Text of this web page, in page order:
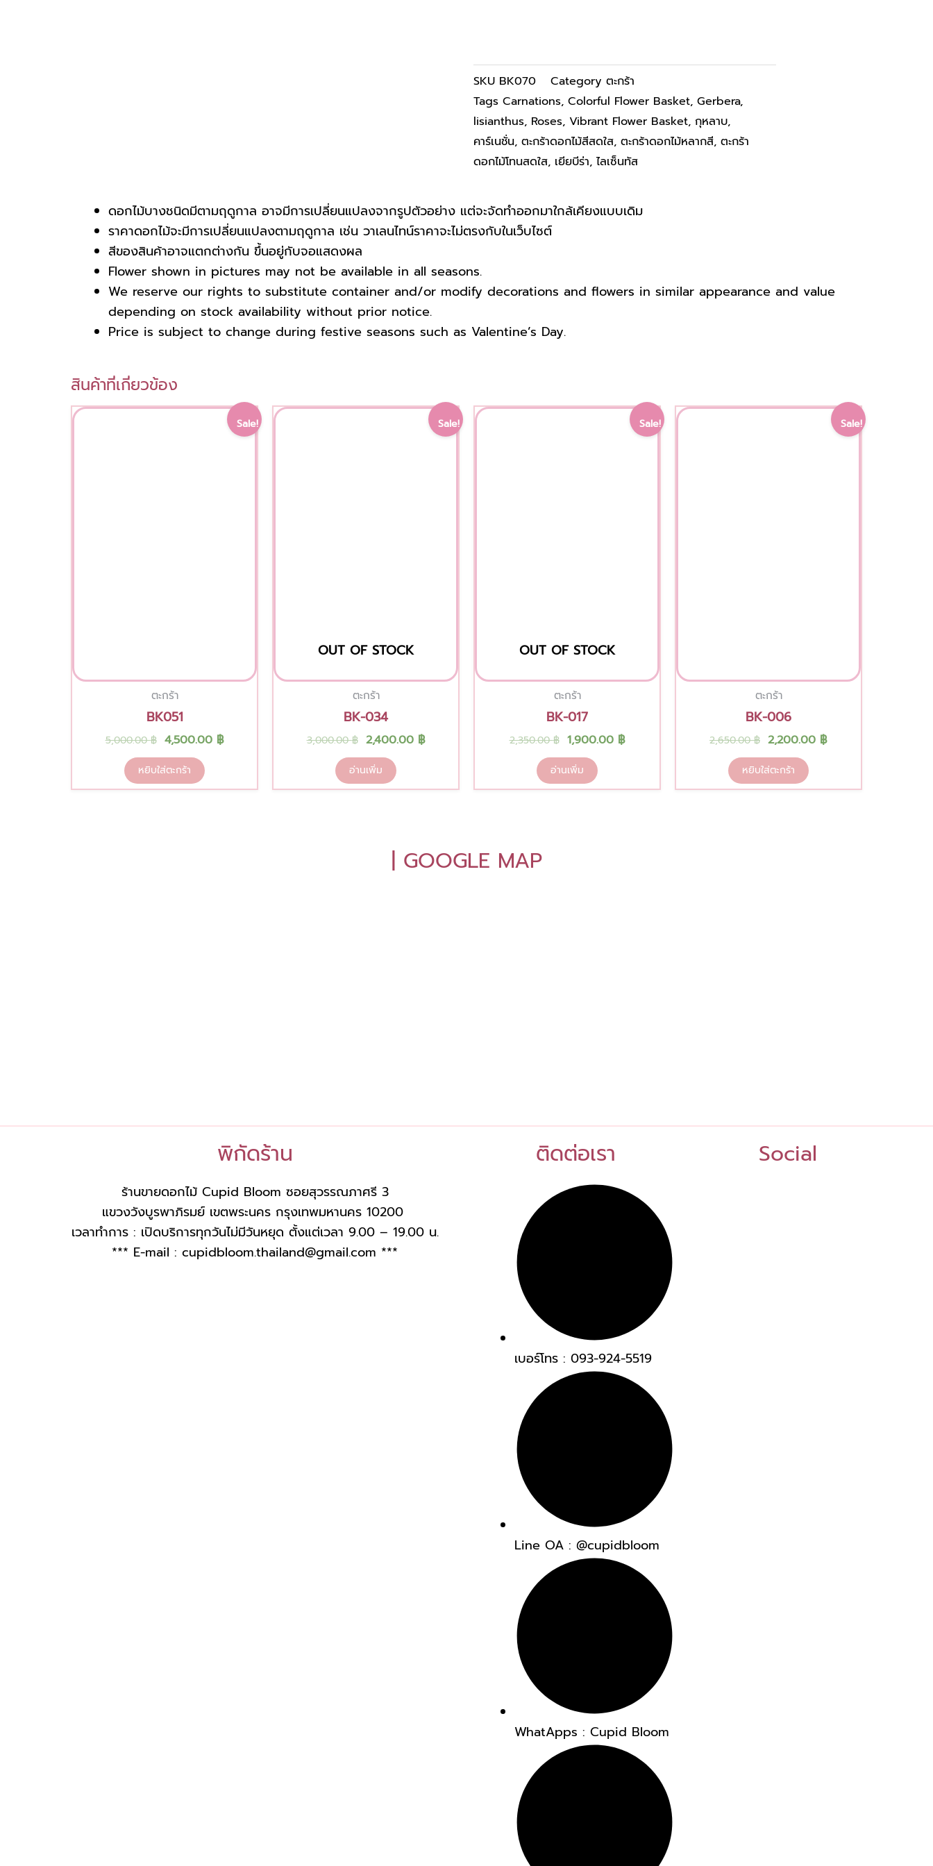
SKU BK070 Category ตะกร้า
Tags Carnations, Colorful Flower Basket, Gerbera,
lisianthus, Roses, Vibrant Flower Basket, กุหลาบ,
คาร์เนชั่น, ตะกร้าดอกไม้สีสดใส, ตะกร้าดอกไม้หลากสี, ตะกร้า
ดอกไม้โทนสดใส, เยียบีร่า, ไลเซ็นทัส
ดอกไม้บางชนิดมีตามฤดูกาล อาจมีการเปลี่ยนแปลงจากรูปตัวอย่าง แต่จะจัดทำออกมาใกล้เคียงแบบเดิม
ราคาดอกไม้จะมีการเปลี่ยนแปลงตามฤดูกาล เช่น วาเลนไทน์ราคาจะไม่ตรงกับในเว็บไซต์
สีของสินค้าอาจแตกต่างกัน ขึ้นอยู่กับจอแสดงผล
Flower shown in pictures may not be available in all seasons.
We reserve our rights to substitute container and/or modify decorations and flowers in similar appearance and value
depending on stock availability without prior notice.
Price is subject to change during festive seasons such as Valentine’s Day.
สินค้าที่เกี่ยวข้อง
Sale!
ตะกร้า
BK051
5,000.00฿
Original
4,500.00 ฿
Current
price
หยิบใส่ตะกร้า
Sale!
OUT OF STOCK
ตะกร้า
BK-034
3,000.00฿
Original
2,400.00 ฿
Current
price
อ่านเพิ่ม
Sale!
OUT OF STOCK
ตะกร้า
BK-017
2,350.00฿
Original
1,900.00 ฿
Current
price
อ่านเพิ่ม
Sale!
ตะกร้า
BK-006
2,650.00฿
Original
2,200.00 ฿
Current
price
หยิบใส่ตะกร้า
| GOOGLE MAP
พิกัดร้าน
ร้านขายดอกไม้ Cupid Bloom ซอยสุวรรณภาศรี 3
แขวงวังบูรพาภิรมย์ เขตพระนคร กรุงเทพมหานคร 10200
เวลาทำการ : เปิดบริการทุกวันไม่มีวันหยุด ตั้งแต่เวลา 9.00 – 19.00 น.
*** E-mail :cupidbloom.thailand@gmail.com ***
ติดต่อเรา
เบอร์โทร : 093-924-5519
Line OA : @cupidbloom
WhatApps : Cupid Bloom
Social